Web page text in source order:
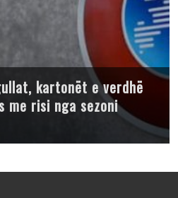
kartonët e verdhë
me risi nga sezoni